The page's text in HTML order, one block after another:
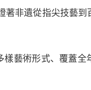
著非遺從指尖技藝
藝術形式、覆蓋全